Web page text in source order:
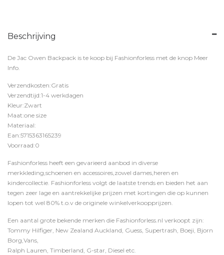
Beschrijving
De Jac Owen Backpack is te koop bij Fashionforless met de knop Meer
Info.
Verzendkosten:Gratis
Verzendtijd:1-4 werkdagen
Kleur:Zwart
Maat:one size
Materiaal:
Ean:5715363165239
Voorraad:0
Fashionforless heeft een gevarieerd aanbod in diverse
merkkleding,schoenen en accessoires,zowel dames,heren en
kindercollectie. Fashionforless volgt de laatste trends en bieden het aan
tegen zeer lage en aantrekkelijke prijzen met kortingen die op kunnen
lopen tot wel 80% t.o.v de originele winkelverkoopprijzen.
Een aantal grote bekende merken die Fashionforless.nl verkoopt zijn:
Tommy Hilfiger, New Zealand Auckland, Guess, Supertrash, Boeji, Bjorn
Borg,Vans,
Ralph Lauren, Timberland, G-star, Diesel etc.